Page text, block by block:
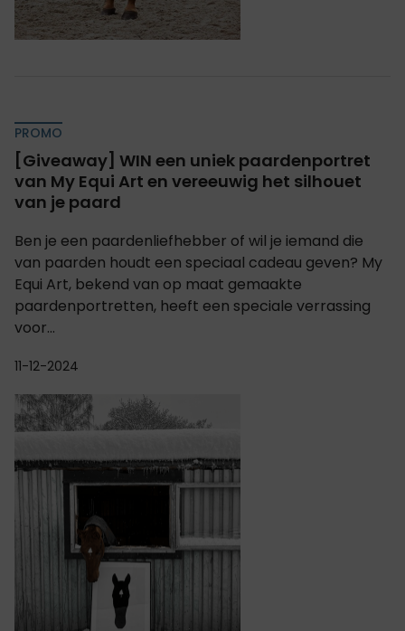
PROMO
[Giveaway] WIN een uniek paardenportret
van My Equi Art en vereeuwig het silhouet
van je paard
Ben je een paardenliefhebber of wil je iemand die
van paarden houdt een speciaal cadeau geven? My
Equi Art, bekend van op maat gemaakte
paardenportretten, heeft een speciale verrassing
voor...
11-12-2024